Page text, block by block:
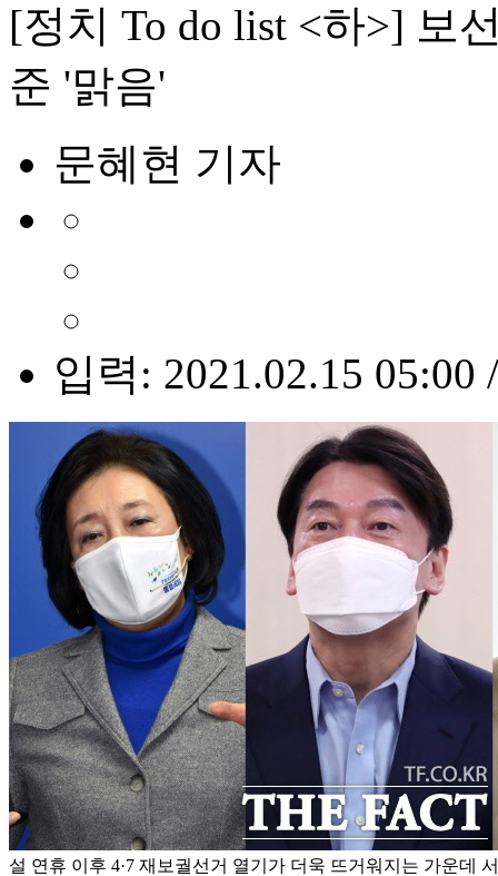
[정치 To do list <하>] 보
준 '맑음'
문혜현 기자
입력: 2021.02.15 05:00
설 연휴 이후 4·7 재보궐선거 열기가 더욱 뜨거워지는 가운데